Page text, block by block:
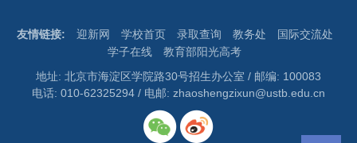
友情链接: 迎新网 学校首页 录取查询 教务处
国际交流处
学子在线
教育部阳光高考
地址: 北京市海淀区学院路30号招生办公室 / 邮编: 100083
电话: 010-62325294 / 电邮: zhaoshengzixun@ustb.edu.cn